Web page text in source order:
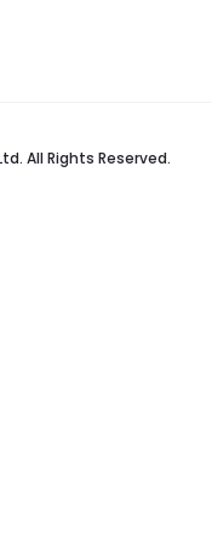
All Rights Reserved.